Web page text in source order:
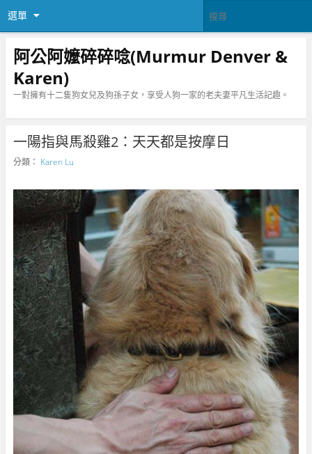
選單
阿公阿嬤碎碎唸(Murmur Denver &
Karen)
一對擁有十二隻狗女兒及狗孫子女，享受人狗一家的老夫妻平凡生活記趣。
一陽指與馬殺雞2：天天都是按摩日
分類： Karen Lu